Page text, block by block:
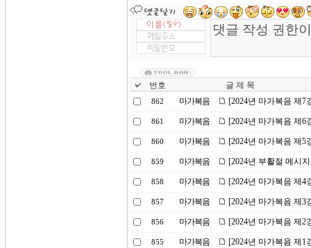
번호 글 제 목
862 마가복음 [2024년 마가복음 제7
861 마가복음 [2024년 마가복음 제6
860 마가복음 [2024년 마가복음 제5
859 마가복음 [2024년 부활절 메시
858 마가복음 [2024년 마가복음 제4
857 마가복음 [2024년 마가복음 제3
856 마가복음 [2024년 마가복음 제2
855 마가복음 [2024년 마가복음 제